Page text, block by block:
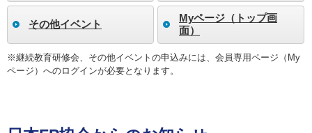
その他イベント
Myページ（トップ画
面）
※継続教育研修会、その他イベントの申込みには、会員専用ページ（My
ページ）へのログインが必要となります。